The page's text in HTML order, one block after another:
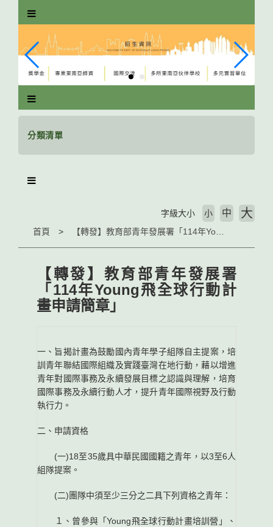
分類清單
首頁
字級大小 小 中 大
【轉發】教育部青年發展署
「114年Young飛全球行動計
畫申請簡章」
一、旨揭計畫為鼓勵國內青年學子組隊自主提案，培
訓青年聯結國際組織及實踐臺灣在地行動，藉以增進
青年對國際事務及永續發展目標之認識與理解，培育
國際事務及永續行動人才，提升青年國際視野及行動
執行力。
二、申請資格
(一)18至35歲具中華民國國籍之青年，以3至6人
組隊提案。
(二)團隊中須至少三分之二具下列資格之青年：
１、曾參與「Young飛全球行動計畫培訓營」、